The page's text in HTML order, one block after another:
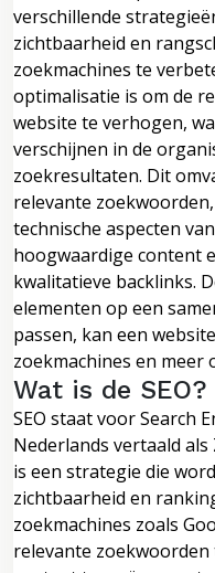
verschillende
zichtbaarheid en
zoekmachines te
optimalisatie is om de
website te verhogen,
verschijnen in de
zoekresultaten. Dit
relevante
technische aspecten
hoogwaardige content
kwalitatieve backlinks.
elementen op een
passen, kan een
zoekmachines en
Wat is de SEO?
SEO staat voor Search
Nederlands vertaald
is een strategie die
zichtbaarheid en
zoekmachines zoals
relevante